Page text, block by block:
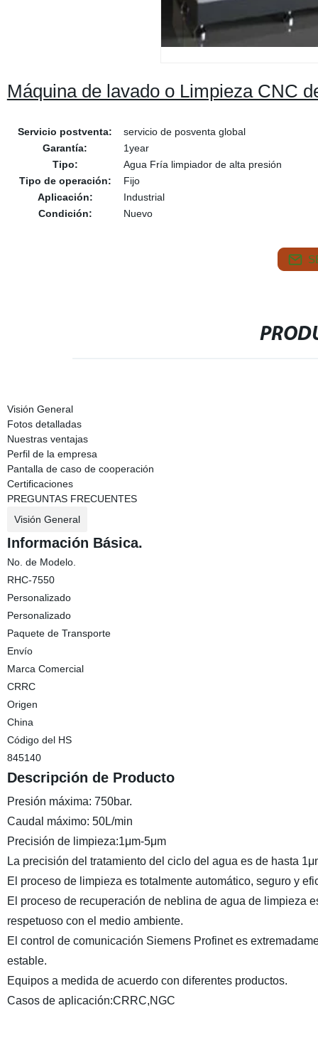
Máquina de lavado o Limpieza CNC
Servicio postventa:
servicio de posventa global
Garantía:
1year
Tipo:
Agua Fría limpiador de alta presión
Tipo de operación:
Fijo
Aplicación:
Industrial
Condición:
Nuevo
Visión General
Fotos detalladas
Nuestras ventajas
Perfil de la empresa
Pantalla de caso de cooperación
Certificaciones
PREGUNTAS FRECUENTES
Visión General
Información Básica.
No. de Modelo.
RHC-7550
Personalizado
Personalizado
Paquete de Transporte
Envío
Marca Comercial
CRRC
Origen
China
Código del HS
845140
Descripción de Producto
Presión máxima: 750bar.
Caudal máximo: 50L/min
Precisión de limpieza:1μm-5μm
La precisión del tratamiento del ciclo del agua es de hasta
El proceso de limpieza es totalmente automático, seguro y
El proceso de recuperación de neblina de agua de limpieza
respetuoso con el medio ambiente.
El control de comunicación Siemens Profinet es
estable.
Equipos a medida de acuerdo con diferentes productos.
Casos de aplicación:CRRC,NGC